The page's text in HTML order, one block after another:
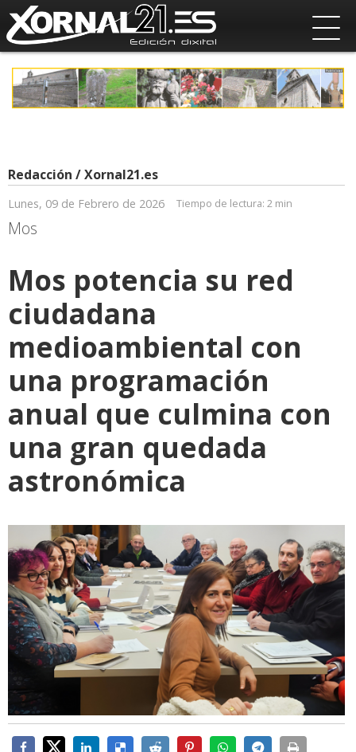
Redacción / Xornal21.es
Lunes, 09 de Febrero de 2026 Tiempo de lectura: 2 min
Mos
Mos potencia su red
ciudadana
medioambiental con
una programación
anual que culmina con
una gran quedada
astronómica